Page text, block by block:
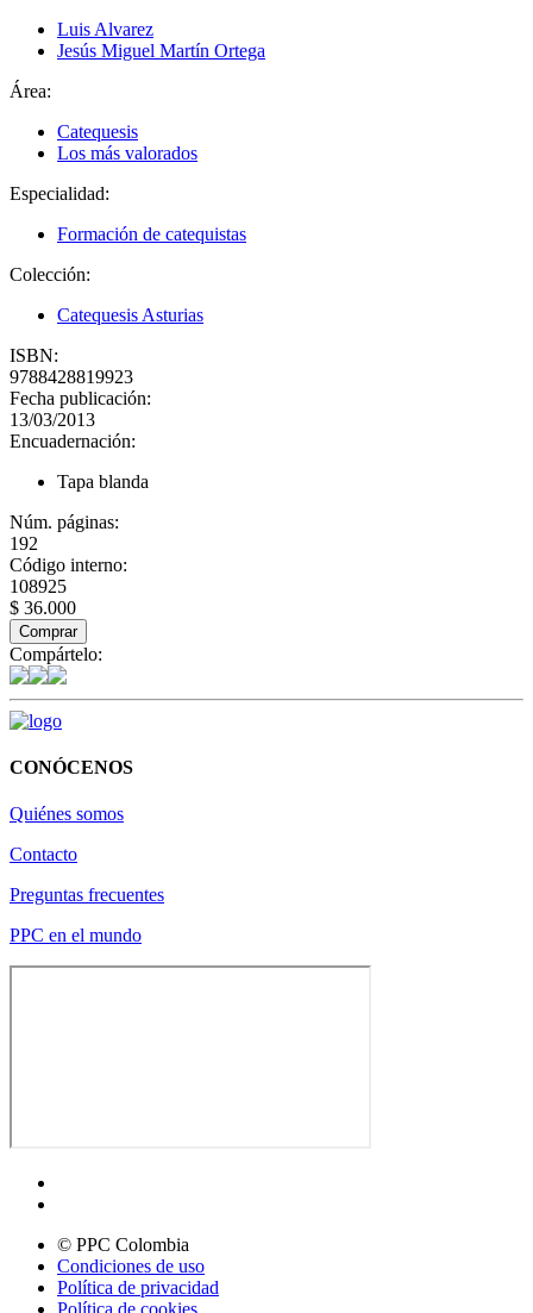
Luis Alvarez
Jesús Miguel Martín Ortega
Área:
Catequesis
Los más valorados
Especialidad:
Formación de catequistas
Colección:
Catequesis Asturias
ISBN:
9788428819923
Fecha publicación:
13/03/2013
Encuadernación:
Tapa blanda
Núm. páginas:
192
Código interno:
108925
$ 36.000
Comprar
Compártelo:
CONÓCENOS
Quiénes somos
Contacto
Preguntas frecuentes
PPC en el mundo
© PPC Colombia
Condiciones de uso
Política de privacidad